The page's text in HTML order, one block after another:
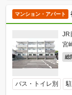
マンション・アパート
JR
宮
総
バス・トイレ別